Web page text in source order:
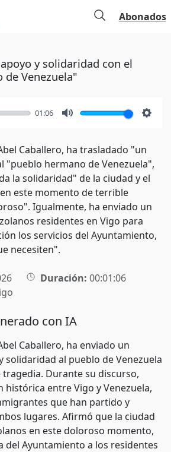
Abonados
y solidaridad con el
Venezuela"
01:06
Caballero, ha trasladado "un
"pueblo hermano de Venezuela",
la solidaridad" de la ciudad y el
este momento de terrible
Igualmente, ha enviado un
residentes en Vigo para
los servicios del Ayuntamiento,
necesiten".
Duración: 00:01:06
con IA
Caballero, ha enviado un
solidaridad al pueblo de Venezuela
Durante su discurso,
histórica entre Vigo y Venezuela,
que han partido y
lugares. Afirmó que la ciudad
en este doloroso momento,
del Ayuntamiento a los residentes